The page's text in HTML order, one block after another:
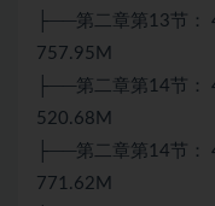
├──第二章第13节：
757.95M
├──第二章第14节：
520.68M
├──第二章第14节：
771.62M